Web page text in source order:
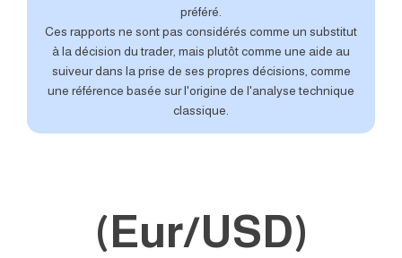
préféré.
Ces rapports ne sont pas considérés comme un substitut
à la décision du trader, mais plutôt comme une aide au
suiveur dans la prise de ses propres décisions, comme
une référence basée sur l'origine de l'analyse technique
classique.
(Eur/USD)